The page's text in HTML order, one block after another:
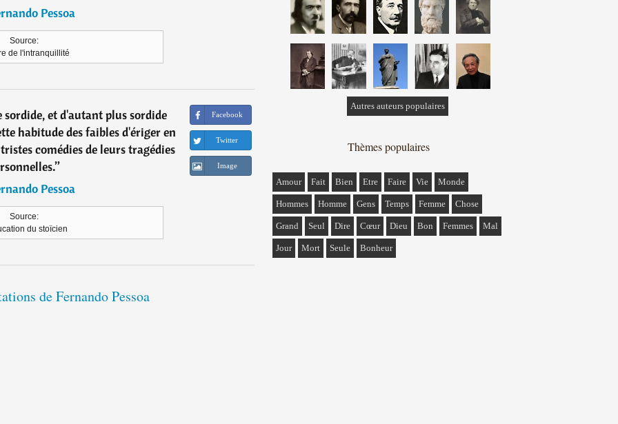
Pessoa
Source:
de l'intranquillité
sordide, et d'autant plus sordide
habitude des faibles d'ériger en
comédies de leurs tragédies
”
Pessoa
Source:
du stoïcien
Facebook
Twitter
Image
de Fernando Pessoa
Autres auteurs populaires
Thèmes populaires
Amour Fait Bien Etre Faire Vie Monde
Hommes Homme Gens Temps Femme Chose
Grand Seul Dire Cœur Dieu Bon Femmes Mal
Jour Mort Seule Bonheur